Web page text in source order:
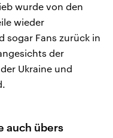
wurde von den
wieder
sogar Fans zurück in
der
Ukraine und
auch übers